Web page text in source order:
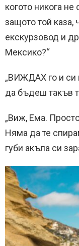
когото никога
защото той каза,
екскурзовод и
Мексико?“
„ВИЖДАХ го и си
да бъдеш такъв
„Виж, Ема.
Няма да те
губи акъла си